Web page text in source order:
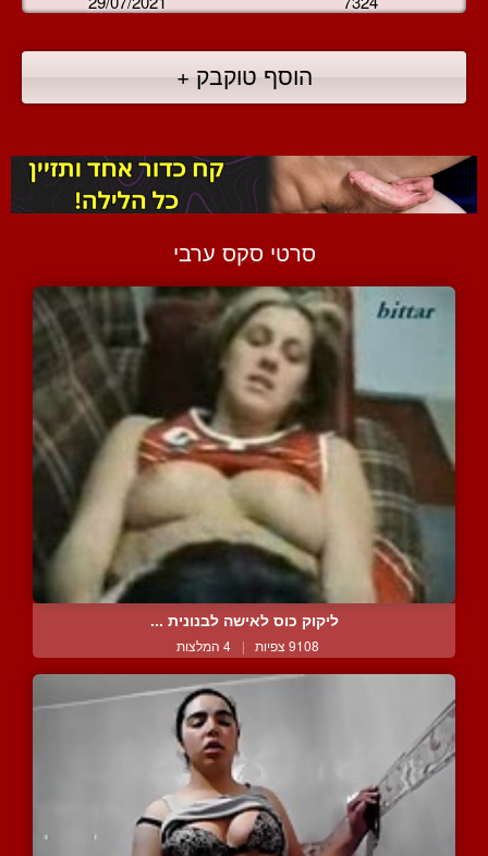
הוסף טוקבק +
סרטי סקס ערבי
ליקוק כוס לאישה לבנונית ...
9108 צפיות | 4 המלצות